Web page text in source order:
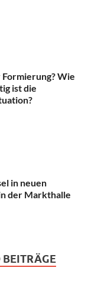
Formierung? Wie
ist die
in neuen
der Markthalle
BEITRÄGE